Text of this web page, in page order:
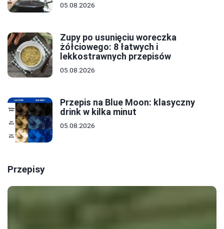
05.08.2026
Zupy po usunięciu woreczka
żółciowego: 8 łatwych i
lekkostrawnych przepisów
05.08.2026
Przepis na Blue Moon: klasyczny
drink w kilka minut
05.08.2026
Przepisy